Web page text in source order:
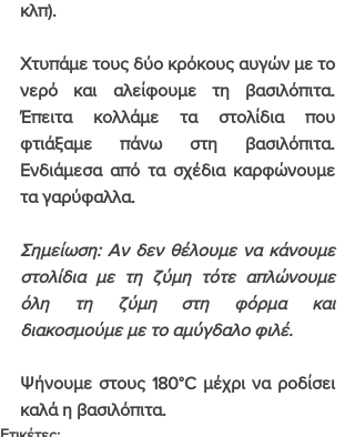
κλπ).
Χτυπάμε τους δύο κρόκους αυγών με το
νερό και αλείφουμε τη βασιλόπιτα.
Έπειτα κολλάμε τα στολίδια που
φτιάξαμε πάνω στη βασιλόπιτα.
Ενδιάμεσα από τα σχέδια καρφώνουμε
τα γαρύφαλλα.
Σημείωση: Αν δεν θέλουμε να κάνουμε
στολίδια με τη ζύμη τότε απλώνουμε
όλη τη ζύμη στη φόρμα και
διακοσμούμε με το αμύγδαλο φιλέ.
Ψήνουμε στους 180°C μέχρι να ροδίσει
καλά η βασιλόπιτα.